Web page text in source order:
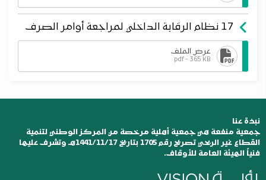
17 نظام الرقابة الداخلي لمراجعة أوامر الصرف
عرض الملف
pdf - 365 KB
نبذة عنا
جمعية منفعة هي جمعية أهلية مرخصة من المركز الوطني لتنمية
القطاع غير الربحي تصريح رقم 1705 بتاريخ 1441/11/17هـ وتشرف عليها
فنياً الهيئة العامة للأوقاف.